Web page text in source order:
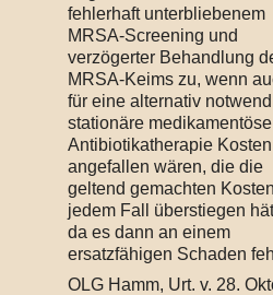
fehlerhaft unterbliebenem
MRSA-Screening und
verzögerter Behandlung
MRSA-Keims zu, wenn
für eine alternativ
stationäre medikamentöse
Antibiotikatherapie Kosten
angefallen wären, die die
geltend gemachten
jedem Fall überstiegen
da es dann an einem
ersatzfähigen Schaden
OLG Hamm, Urt. v. 28.